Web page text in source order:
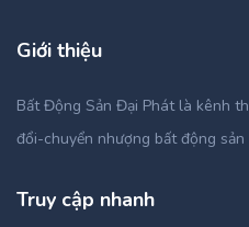
Giới thiệu
Bất Động Sản Đại Phát là kênh
đổi-chuyển nhượng bất động sản
Truy cập nhanh